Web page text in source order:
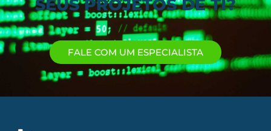
SEUS PROJETOS DE TI?
FALE COM UM ESPECIALISTA